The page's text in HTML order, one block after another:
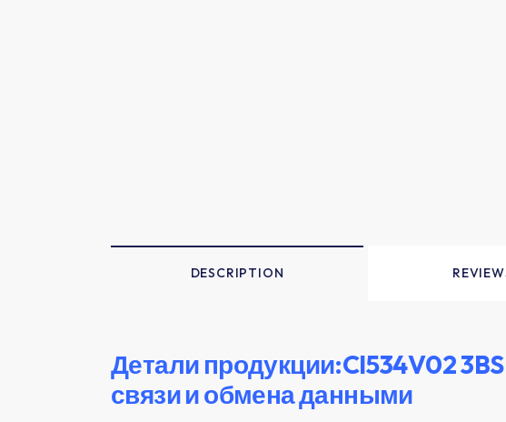
DESCRIPTION
Детали продукции:CI534V02
связи и обмена данными